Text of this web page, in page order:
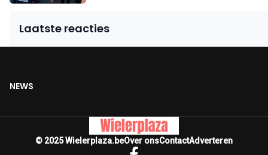
Laatste reacties
NEWS
© 2025 Wielerplaza.beOver onsContactAdverteren